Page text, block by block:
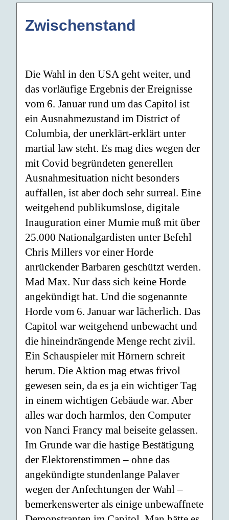
Zwischenstand
Die Wahl in den USA geht weiter, und
das vorläufige Ergebnis der Ereignisse
vom 6. Januar rund um das Capitol ist
ein Ausnahmezustand im District of
Columbia, der unerklärt-erklärt unter
martial law steht. Es mag dies wegen der
mit Covid begründeten generellen
Ausnahmesituation nicht besonders
auffallen, ist aber doch sehr surreal. Eine
weitgehend publikumslose, digitale
Inauguration einer Mumie muß mit über
25.000 Nationalgardisten unter Befehl
Chris Millers vor einer Horde
anrückender Barbaren geschützt werden.
Mad Max. Nur dass sich keine Horde
angekündigt hat. Und die sogenannte
Horde vom 6. Januar war lächerlich. Das
Capitol war weitgehend unbewacht und
die hineindrängende Menge recht zivil.
Ein Schauspieler mit Hörnern schreit
herum. Die Aktion mag etwas frivol
gewesen sein, da es ja ein wichtiger Tag
in einem wichtigen Gebäude war. Aber
alles war doch harmlos, den Computer
von Nanci Francy mal beiseite gelassen.
Im Grunde war die hastige Bestätigung
der Elektorenstimmen – ohne das
angekündigte stundenlange Palaver
wegen der Anfechtungen der Wahl –
bemerkenswerter als einige unbewaffnete